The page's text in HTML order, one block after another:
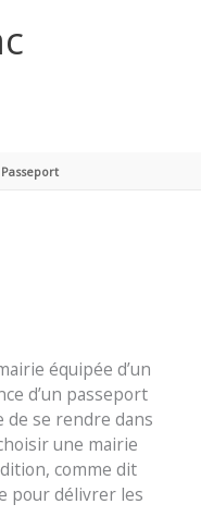
Passeport
équipée d’un
d’un passeport
de se rendre dans
une mairie
comme dit
pour délivrer les